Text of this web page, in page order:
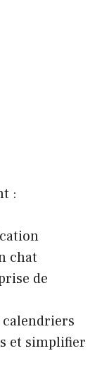
:
chat
de
et simplifier